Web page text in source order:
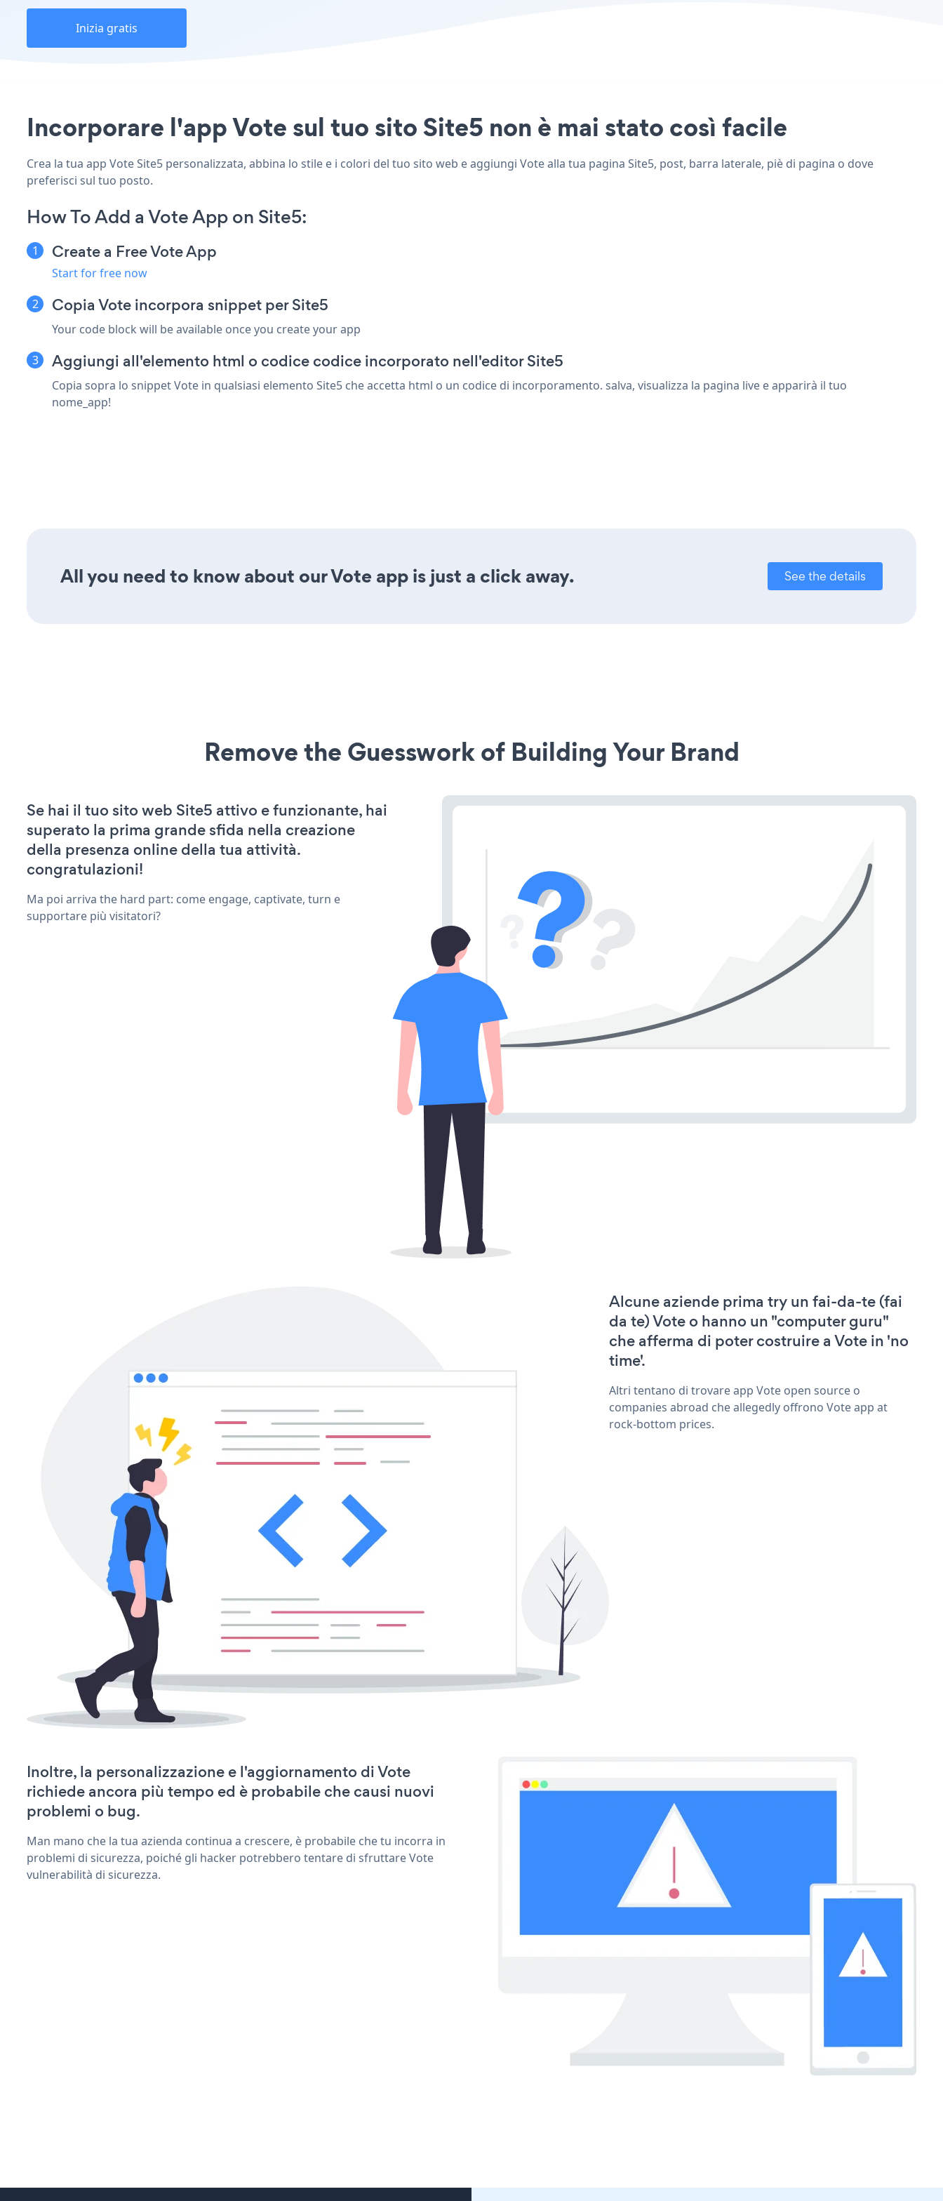
Inizia gratis
Incorporare l'app Vote sul tuo sito Site5 non è mai stato così facile
Crea la tua app Vote Site5 personalizzata, abbina lo stile e i colori del tuo sito web e aggiungi Vote alla tua pagina Site5, post, barra laterale, piè di pagina o dove
preferisci sul tuo posto.
How To Add a Vote App on Site5:
Create a Free Vote App
Start for free now
Copia Vote incorpora snippet per Site5
Your code block will be available once you create your app
Aggiungi all'elemento html o codice codice incorporato nell'editor Site5
Copia sopra lo snippet Vote in qualsiasi elemento Site5 che accetta html o un codice di incorporamento. salva, visualizza la pagina live e apparirà il tuo
nome_app!
All you need to know about our Vote app is just a click away. See the details
Remove the Guesswork of Building Your Brand
Se hai il tuo sito web Site5 attivo e funzionante, hai
superato la prima grande sfida nella creazione
della presenza online della tua attività.
congratulazioni!
Ma poi arriva the hard part: come engage, captivate, turn e
supportare più visitatori?
Alcune aziende prima try un fai-da-te (fai
da te) Vote o hanno un "computer guru"
che afferma di poter costruire a Vote in 'no
time'.
Altri tentano di trovare app Vote open source o
companies abroad che allegedly offrono Vote app at
rock-bottom prices.
Inoltre, la personalizzazione e l'aggiornamento di Vote
richiede ancora più tempo ed è probabile che causi nuovi
problemi o bug.
Man mano che la tua azienda continua a crescere, è probabile che tu incorra in
problemi di sicurezza, poiché gli hacker potrebbero tentare di sfruttare Vote
vulnerabilità di sicurezza.